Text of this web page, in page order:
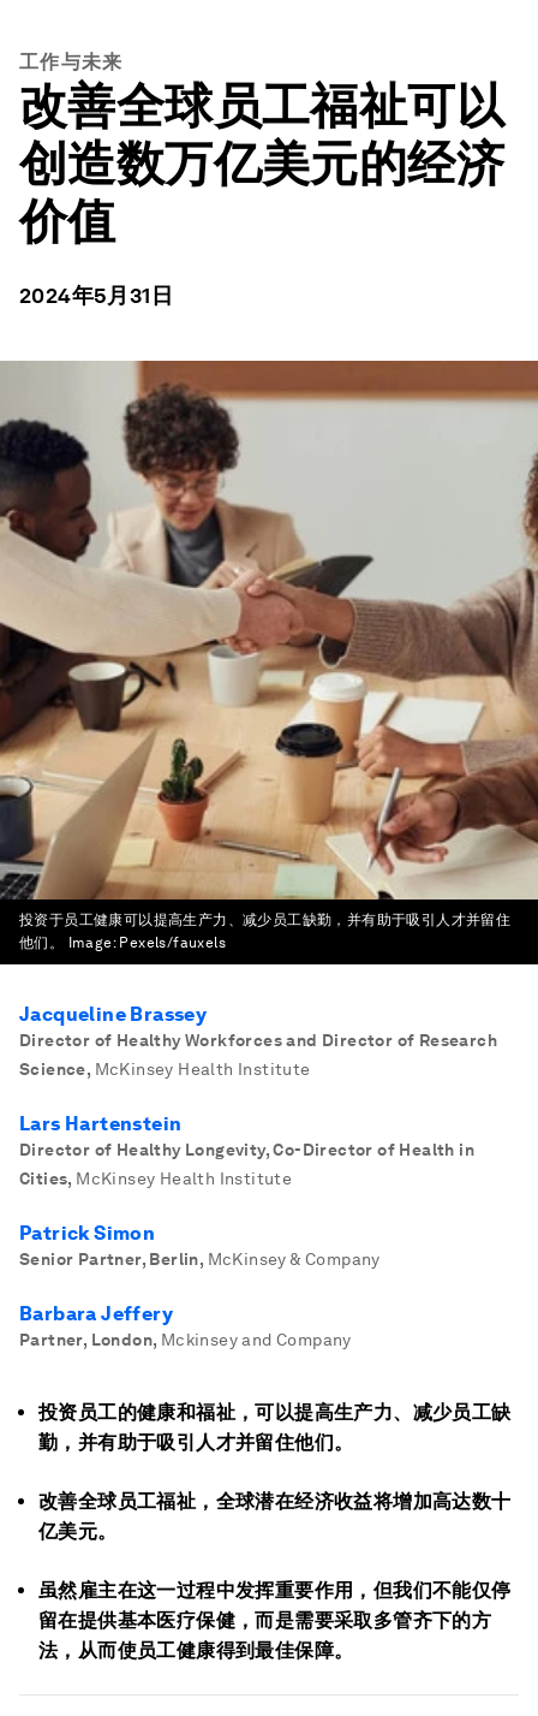
工作与未来
改善全球员工福祉可以
创造数万亿美元的经济
价值
2024年5月31日
投资于员工健康可以提高生产力、减少员工缺勤，并有助于吸引人才并留住
他们。
Image: Pexels/fauxels
Jacqueline Brassey
Director of Healthy Workforces and Director of Research
Science, McKinsey Health Institute
Lars Hartenstein
Director of Healthy Longevity, Co-Director of Health in
Cities, McKinsey Health Institute
Patrick Simon
Senior Partner, Berlin, McKinsey & Company
Barbara Jeffery
Partner, London, Mckinsey and Company
投资员工的健康和福祉，可以提高生产力、减少员工缺
勤，并有助于吸引人才并留住他们。
改善全球员工福祉，全球潜在经济收益将增加高达数十
亿美元。
虽然雇主在这一过程中发挥重要作用，但我们不能仅停
留在提供基本医疗保健，而是需要采取多管齐下的方
法，从而使员工健康得到最佳保障。